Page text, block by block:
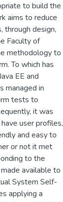
to build the
aims to reduce
through design,
Faculty of
methodology to
To which has
EE and
managed in
tests to
it was
user profiles,
and easy to
or not it met
to the
available to
System Self-
applying a